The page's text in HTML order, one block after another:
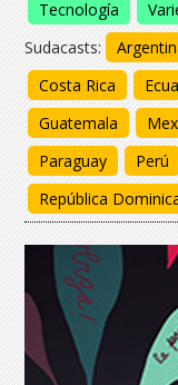
Tecnología
Sudacasts:
Costa Rica
Guatemala
Paraguay
Perú
República